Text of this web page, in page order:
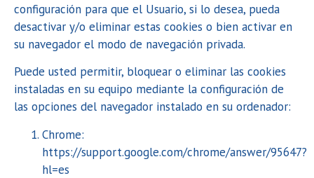
configuración para que el Usuario, si lo desea, pueda
desactivar y/o eliminar estas cookies o bien activar en
su navegador el modo de navegación privada.
Puede usted permitir, bloquear o eliminar las cookies
instaladas en su equipo mediante la configuración de
las opciones del navegador instalado en su ordenador:
Chrome:
https://support.google.com/chrome/answer/95647?
hl=es